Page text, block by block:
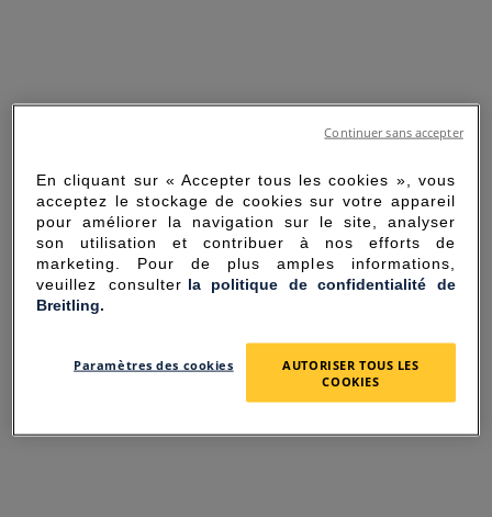
SORRY FOR THE
INCONVENIENCE
UNEXPECTED ERROR OCCURRED.
En cliquant sur « Accepter tous les cookies », vous
acceptez le stockage de cookies sur votre appareil
pour améliorer la navigation sur le site, analyser
son utilisation et contribuer à nos efforts de
marketing. Pour de plus amples informations,
veuillez consulter la politique de confidentialité de
Breitling.
Paramètres des cookies
AUTORISER TOUS LES
COOKIES
Continuer sans accepter